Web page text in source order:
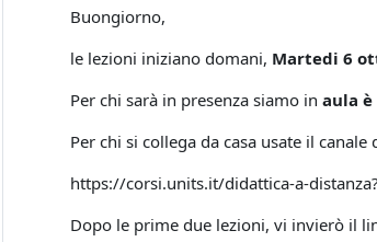
Buongiorno,
le lezioni iniziano domani, Martedi 6
Per chi sarà in presenza siamo in aula è
Per chi si collega da casa usate il
https://corsi.units.it/didattica-a-
Dopo le prime due lezioni, vi invierò il